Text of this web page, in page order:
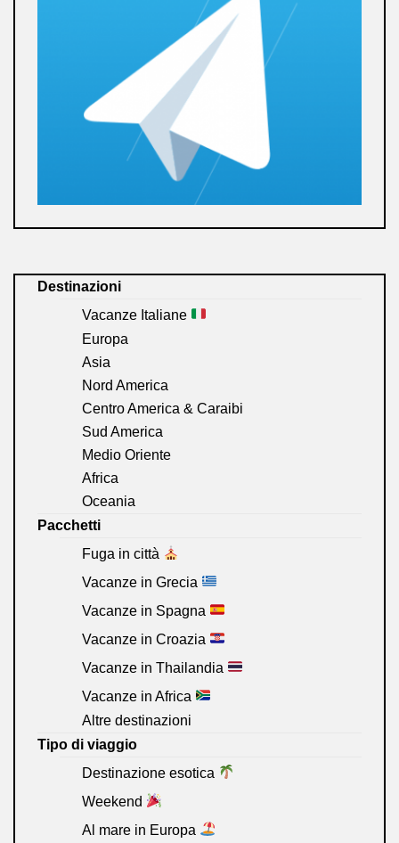
Destinazioni
Vacanze Italiane
Europa
Asia
Nord America
Centro America & Caraibi
Sud America
Medio Oriente
Africa
Oceania
Pacchetti
Fuga in città
Vacanze in Grecia
Vacanze in Spagna
Vacanze in Croazia
Vacanze in Thailandia
Vacanze in Africa
Altre destinazioni
Tipo di viaggio
Destinazione esotica
Weekend
Al mare in Europa